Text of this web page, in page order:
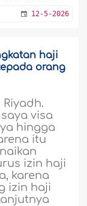
12-5-2026
haji
orang
visa
hingga
itu
izin haji
karena
izin haji